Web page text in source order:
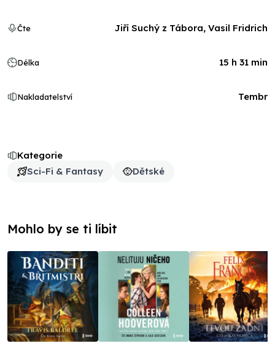
Kategorie
Sci-Fi & Fantasy
Dětské
Čte Jiří Suchý z Tábora, Vasil Fridrich
Délka 15 h 31 min
Nakladatelství Tembr
Mohlo by se ti líbit